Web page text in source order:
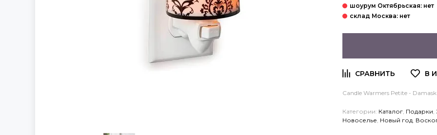
Candle Warmers Petite -
Категории: Каталог Подарки
Новоселье Новый год